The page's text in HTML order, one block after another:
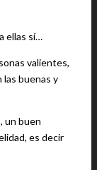
ellas sí…
valientes,
las buenas y
un buen
es decir